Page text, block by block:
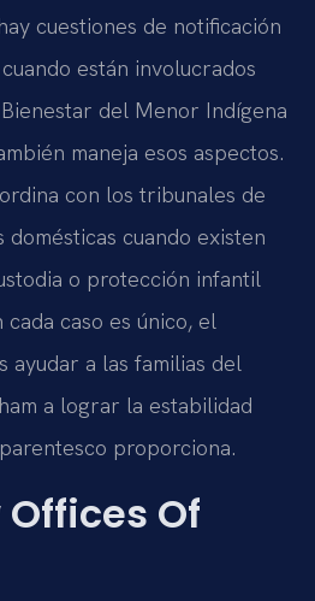
cuestiones de notificación
están involucrados
del Menor Indígena
maneja esos aspectos.
con los tribunales de
domésticas cuando existen
o protección infantil
caso es único, el
ayudar a las familias del
a lograr la estabilidad
proporciona.
Of